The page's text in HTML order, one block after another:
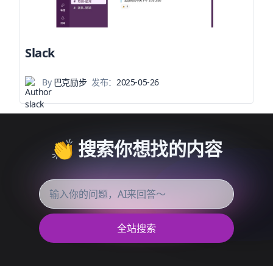
Slack
By巴克励步 发布： 2025-05-26
👏 搜索你想找的内容
全站搜索